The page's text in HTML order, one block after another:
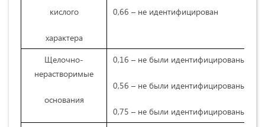
кислого
характера
0,66 – не идентифицирован
Щелочно-
нерастворимые
основания
0,16 – не были идентифицированы
0,56 – не были идентифицированы
0,75 – не были идентифицированы